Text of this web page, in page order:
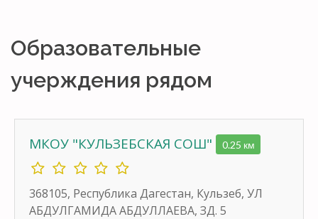
Образовательные
учерждения рядом
МКОУ "КУЛЬЗЕБСКАЯ СОШ" 0.25 км
368105, Республика Дагестан, Кульзеб, УЛ
АБДУЛГАМИДА АБДУЛЛАЕВА, ЗД. 5